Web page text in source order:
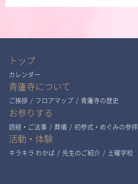
トップ
カレンダー
青蓮寺について
ご挨拶 / フロアマップ / 青蓮寺の歴史
お参りする
読経・ご法事 / 葬儀 / 初参式・めぐみの参拝
活動・体験
キラキラ わかば / 先生のご紹介 / 土曜学校